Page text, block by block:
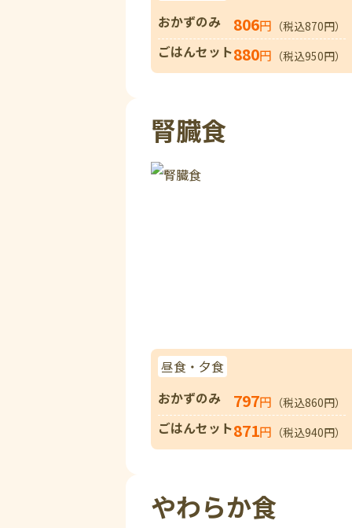
おかずのみ
806円 （税込870円）
ごはんセット880円 （税込950円）
腎臓食
昼食・夕食
おかずのみ
797円 （税込860円）
ごはんセット871円 （税込940円）
やわらか食